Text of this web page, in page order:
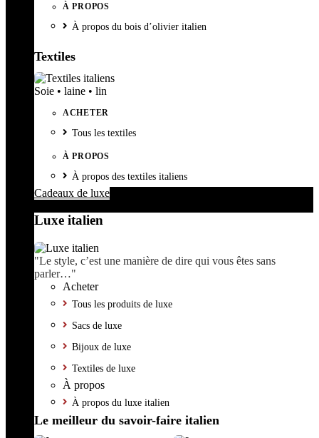
À PROPOS
À propos du bois d’olivier italien
Textiles
Soie • laine • lin
ACHETER
Tous les textiles
À PROPOS
À propos des textiles italiens
Cadeaux de luxe
Luxe italien
"Le style, c’est une manière de dire qui vous êtes sans
parler…"
Acheter
Tous les produits de luxe
Sacs de luxe
Bijoux de luxe
Textiles de luxe
À propos
À propos du luxe italien
Le meilleur du savoir-faire italien